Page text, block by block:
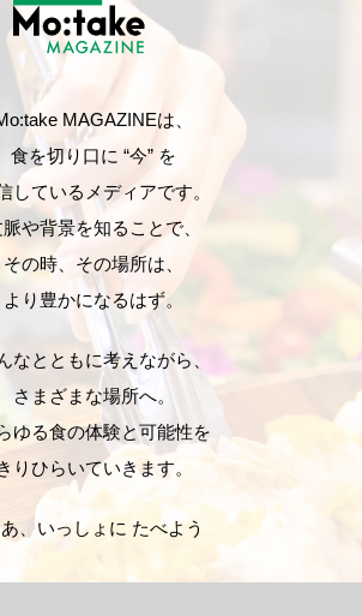
MAGAZINEは、
食を切り口に “今” を
しているメディアです。
や背景を知ることで、
その時、その場所は、
より豊かになるはず。
なとともに考えながら、
さまざまな場所へ。
ゆる食の体験と可能性を
りひらいていきます。
、いっしょに たべよう